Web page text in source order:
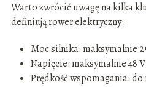
Warto zwrócić uwagę na kilka
definiują rower elektryczny:
Moc silnika: maksymalnie
Napięcie: maksymalnie 48 V
Prędkość wspomagania: do